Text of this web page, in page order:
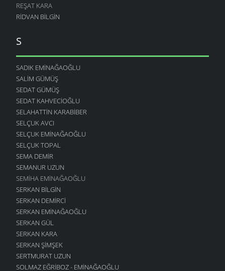
REŞAT KARA
RIDVAN BILGIN
S
SADIK EMINAĞAOĞLU
SALIM GÜMÜŞ
SEDAT GÜMÜŞ
SEDAT KAHVECIOĞLU
SELAHATTIN KARABIBER
SELÇUK AVCI
SELÇUK EMINAĞAOĞLU
SELÇUK TOPAL
SEMA DEMIR
SEMANUR UZUN
SEMIHA EMINAĞAOĞLU
SERKAN BILGIN
SERKAN DEMIRCI
SERKAN EMINAĞAOĞLU
SERKAN GÜL
SERKAN KARA
SERKAN ŞIMŞEK
SERTMURAT UZUN
SOLMAZ EĞRIBOZ - EMINAĞAOĞLU